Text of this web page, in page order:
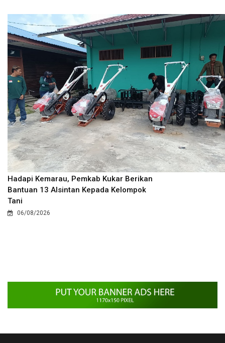
Hadapi Kemarau, Pemkab Kukar Berikan
Bantuan 13 Alsintan Kepada Kelompok
Tani
06/08/2026